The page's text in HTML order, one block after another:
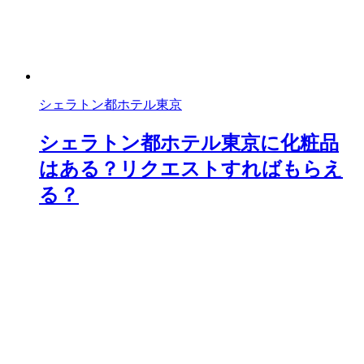
シェラトン都ホテル東京
シェラトン都ホテル東京に化粧品
はある？リクエストすればもらえ
る？